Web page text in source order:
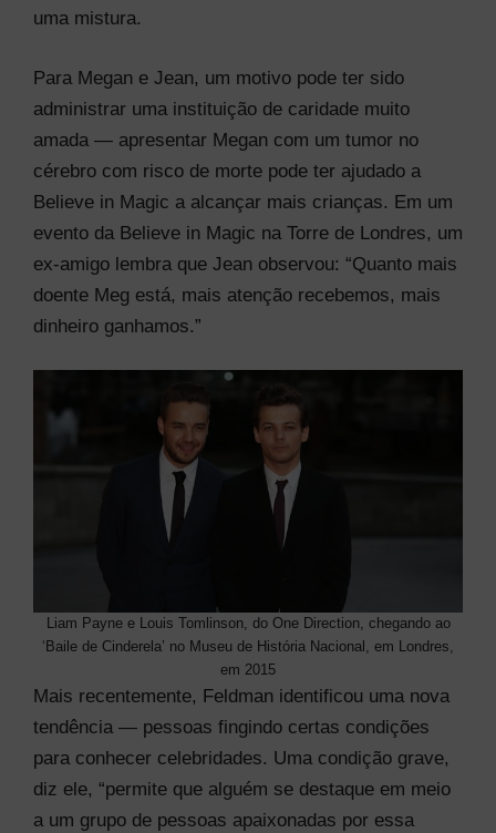
uma mistura.
Para Megan e Jean, um motivo pode ter sido
administrar uma instituição de caridade muito
amada — apresentar Megan com um tumor no
cérebro com risco de morte pode ter ajudado a
Believe in Magic a alcançar mais crianças. Em um
evento da Believe in Magic na Torre de Londres, um
ex-amigo lembra que Jean observou: “Quanto mais
doente Meg está, mais atenção recebemos, mais
dinheiro ganhamos.”
Liam Payne e Louis Tomlinson, do One Direction, chegando ao
‘Baile de Cinderela’ no Museu de História Nacional, em Londres,
em 2015
Mais recentemente, Feldman identificou uma nova
tendência — pessoas fingindo certas condições
para conhecer celebridades. Uma condição grave,
diz ele, “permite que alguém se destaque em meio
a um grupo de pessoas apaixonadas por essa